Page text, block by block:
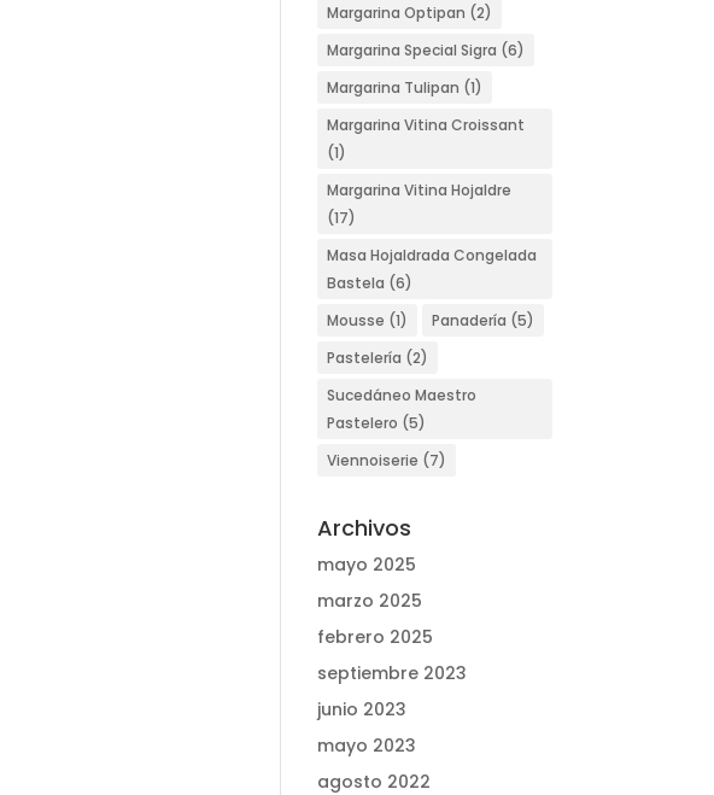
Margarina Optipan (2)
Margarina Special Sigra (6)
Margarina Tulipan (1)
Margarina Vitina Croissant
(1)
Margarina Vitina Hojaldre
(17)
Masa Hojaldrada Congelada
Bastela (6)
Mousse (1) Panadería (5)
Pastelería (2)
Sucedáneo Maestro
Pastelero (5)
Viennoiserie (7)
Archivos
mayo 2025
marzo 2025
febrero 2025
septiembre 2023
junio 2023
mayo 2023
agosto 2022